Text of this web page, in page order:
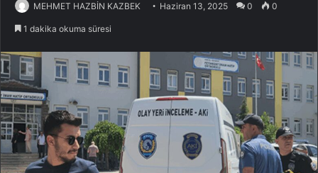
MEHMET HAZBİN KAZBEK Haziran 13, 2025 0 0
1 dakika okuma süresi